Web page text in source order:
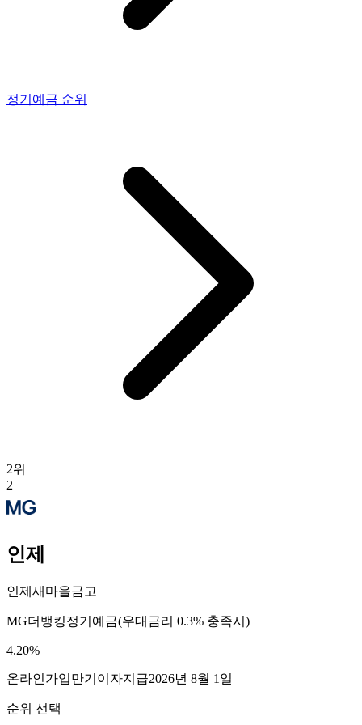
정기예금 순위
2위
2
인제
인제새마을금고
MG더뱅킹정기예금(우대금리 0.3% 충족시)
4.20%
온라인가입만기이자지급2026년 8월 1일
순위 선택